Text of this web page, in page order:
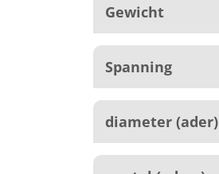
Gewicht
Spanning
diameter (ader)